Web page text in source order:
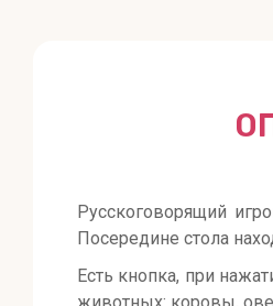
Русскоговорящий
Посередине стола
Есть кнопка, при